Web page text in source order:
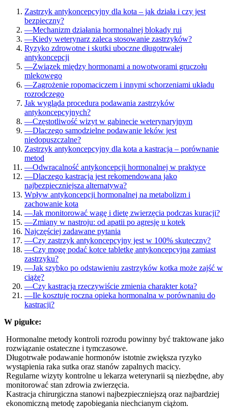
Zastrzyk antykoncepcyjny dla kota – jak działa i czy jest
bezpieczny?
—Mechanizm działania hormonalnej blokady rui
—Kiedy weterynarz zaleca stosowanie zastrzyków?
Ryzyko zdrowotne i skutki uboczne długotrwałej
antykoncepcji
—Związek między hormonami a nowotworami gruczołu
mlekowego
—Zagrożenie ropomaciczem i innymi schorzeniami układu
rozrodczego
Jak wygląda procedura podawania zastrzyków
antykoncepcyjnych?
—Częstotliwość wizyt w gabinecie weterynaryjnym
—Dlaczego samodzielne podawanie leków jest
niedopuszczalne?
Zastrzyk antykoncepcyjny dla kota a kastracja – porównanie
metod
—Odwracalność antykoncepcji hormonalnej w praktyce
—Dlaczego kastracja jest rekomendowana jako
najbezpieczniejsza alternatywa?
Wpływ antykoncepcji hormonalnej na metabolizm i
zachowanie kota
—Jak monitorować wagę i dietę zwierzęcia podczas kuracji?
—Zmiany w nastroju: od apatii po agresję u kotek
Najczęściej zadawane pytania
—Czy zastrzyk antykoncepcyjny jest w 100% skuteczny?
—Czy mogę podać kotce tabletkę antykoncepcyjną zamiast
zastrzyku?
—Jak szybko po odstawieniu zastrzyków kotka może zajść w
ciążę?
—Czy kastracja rzeczywiście zmienia charakter kota?
—Ile kosztuje roczna opieka hormonalna w porównaniu do
kastracji?
W pigułce:
Hormonalne metody kontroli rozrodu powinny być traktowane jako
rozwiązanie ostateczne i tymczasowe.
Długotrwałe podawanie hormonów istotnie zwiększa ryzyko
wystąpienia raka sutka oraz stanów zapalnych macicy.
Regularne wizyty kontrolne u lekarza weterynarii są niezbędne, aby
monitorować stan zdrowia zwierzęcia.
Kastracja chirurgiczna stanowi najbezpieczniejszą oraz najbardziej
ekonomiczną metodę zapobiegania niechcianym ciążom.